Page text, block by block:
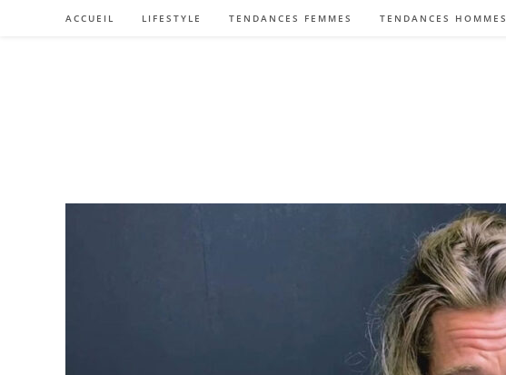
ACCUEIL LIFESTYLE TENDANCES FEMMES TENDANCES HOMMES